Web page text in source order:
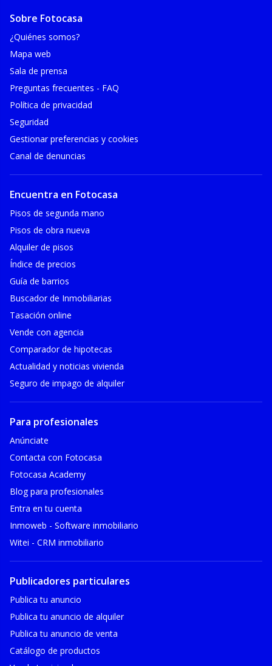
Sobre Fotocasa
¿Quiénes somos?
Mapa web
Sala de prensa
Preguntas frecuentes - FAQ
Política de privacidad
Seguridad
Gestionar preferencias y cookies
Canal de denuncias
Encuentra en Fotocasa
Pisos de segunda mano
Pisos de obra nueva
Alquiler de pisos
Índice de precios
Guía de barrios
Buscador de Inmobiliarias
Tasación online
Vende con agencia
Comparador de hipotecas
Actualidad y noticias vivienda
Seguro de impago de alquiler
Para profesionales
Anúnciate
Contacta con Fotocasa
Fotocasa Academy
Blog para profesionales
Entra en tu cuenta
Inmoweb - Software inmobiliario
Witei - CRM inmobiliario
Publicadores particulares
Publica tu anuncio
Publica tu anuncio de alquiler
Publica tu anuncio de venta
Catálogo de productos